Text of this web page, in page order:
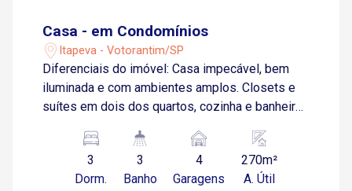
Casa - em Condomínios
Itapeva - Votorantim/SP
Diferenciais do imóvel: Casa impecável, bem
iluminada e com ambientes amplos. Closets e
suítes em dois dos quartos, cozinha e banheiro
Pontos de referência e tempos de
deslocamento estimados (de carro): Shopping
Iguatemi Esplanada: aproximadamente 5 a 7
3
Dorm.
3
Banho
4
Garagens
270m²
A. Útil